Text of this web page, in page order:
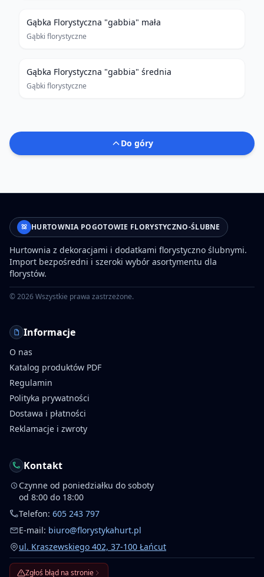
Gąbka Florystyczna "gabbia" mała
Gąbki florystyczne
Gąbka Florystyczna "gabbia" średnia
Gąbki florystyczne
Do góry
HURTOWNIA POGOTOWIE FLORYSTYCZNO-ŚLUBNE
Hurtownia z dekoracjami i dodatkami florystyczno ślubnymi.
Import bezpośredni i szeroki wybór asortymentu dla
florystów.
©2026Wszystkie prawa zastrzeżone.
Informacje
O nas
Katalog produktów PDF
Regulamin
Polityka prywatności
Dostawa i płatności
Reklamacje i zwroty
Kontakt
Czynne od poniedziałku do soboty
od 8:00 do 18:00
Telefon: 605 243 797
E-mail: biuro@florystykahurt.pl
ul. Kraszewskiego 402, 37-100 Łańcut
Zgłoś błąd na stronie